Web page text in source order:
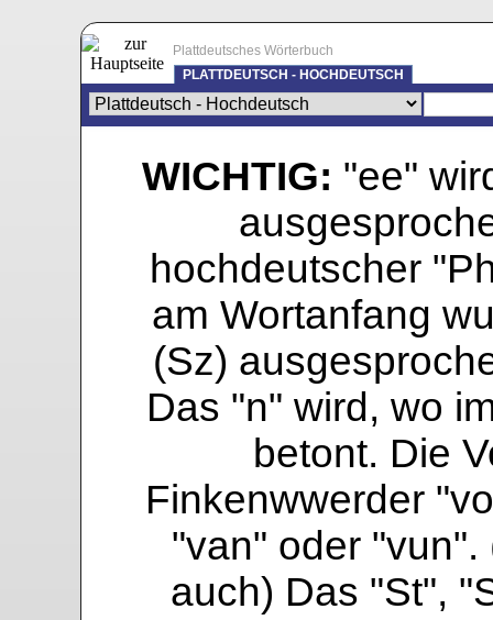
Plattdeutsches Wörterbuch
PLATTDEUTSCH - HOCHDEUTSCH
WICHTIG: "ee"
hochdeutscher
am Wortanfang
(Sz)
Das "n" wird, wo
betont. Die
Finkenwwerder
"van" oder "vun".
auch) Das "St",